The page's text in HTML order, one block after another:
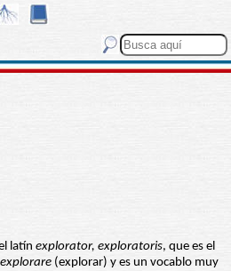
latín explorator, exploratoris, que es el
explorare (explorar) y es un vocablo muy